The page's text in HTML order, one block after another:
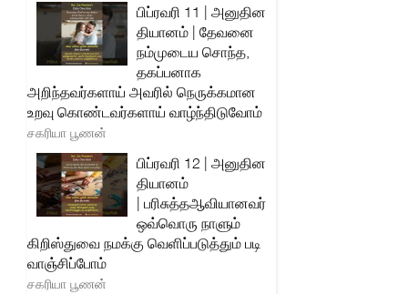
பிப்ரவரி 11 | அனுதின
தியானம் | தேவனை
நம்முடைய சொந்த,
தகப்பனாக
அறிந்தவர்களாய் அவரில் நெருக்கமான
உறவு கொண்டவர்களாய் வாழ்ந்திடுவோம்
சகரியா பூணன்
பிப்ரவரி 12 | அனுதின
தியானம்
| பரிசுத்தஆவியானவர்
ஒவ்வொரு நாளும்
கிறிஸ்துவை நமக்கு வெளிப்படுத்தும் படி
வாஞ்சிப்போம்
சகரியா பூணன்